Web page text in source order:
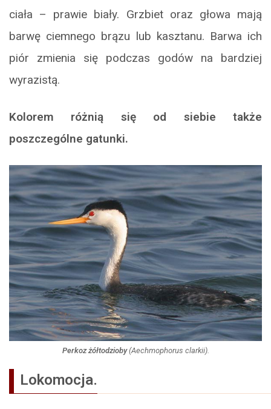
ciała – prawie biały. Grzbiet oraz głowa mają
barwę ciemnego brązu lub kasztanu. Barwa ich
piór zmienia się podczas godów na bardziej
wyrazistą.
Kolorem różnią się od siebie także
poszczególne gatunki.
Perkoz żółtodzioby(Aechmophorus clarkii).
Lokomocja.